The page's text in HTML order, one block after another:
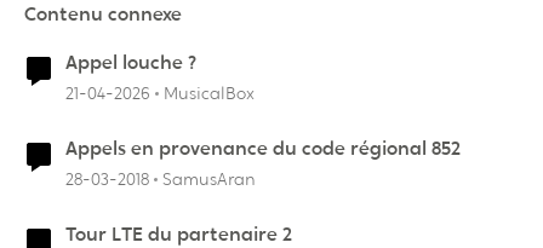
Contenu connexe
Appel louche ?
21-04-2026 MusicalBox
Appels en provenance du code régional 852
28-03-2018 SamusAran
Tour LTE du partenaire 2